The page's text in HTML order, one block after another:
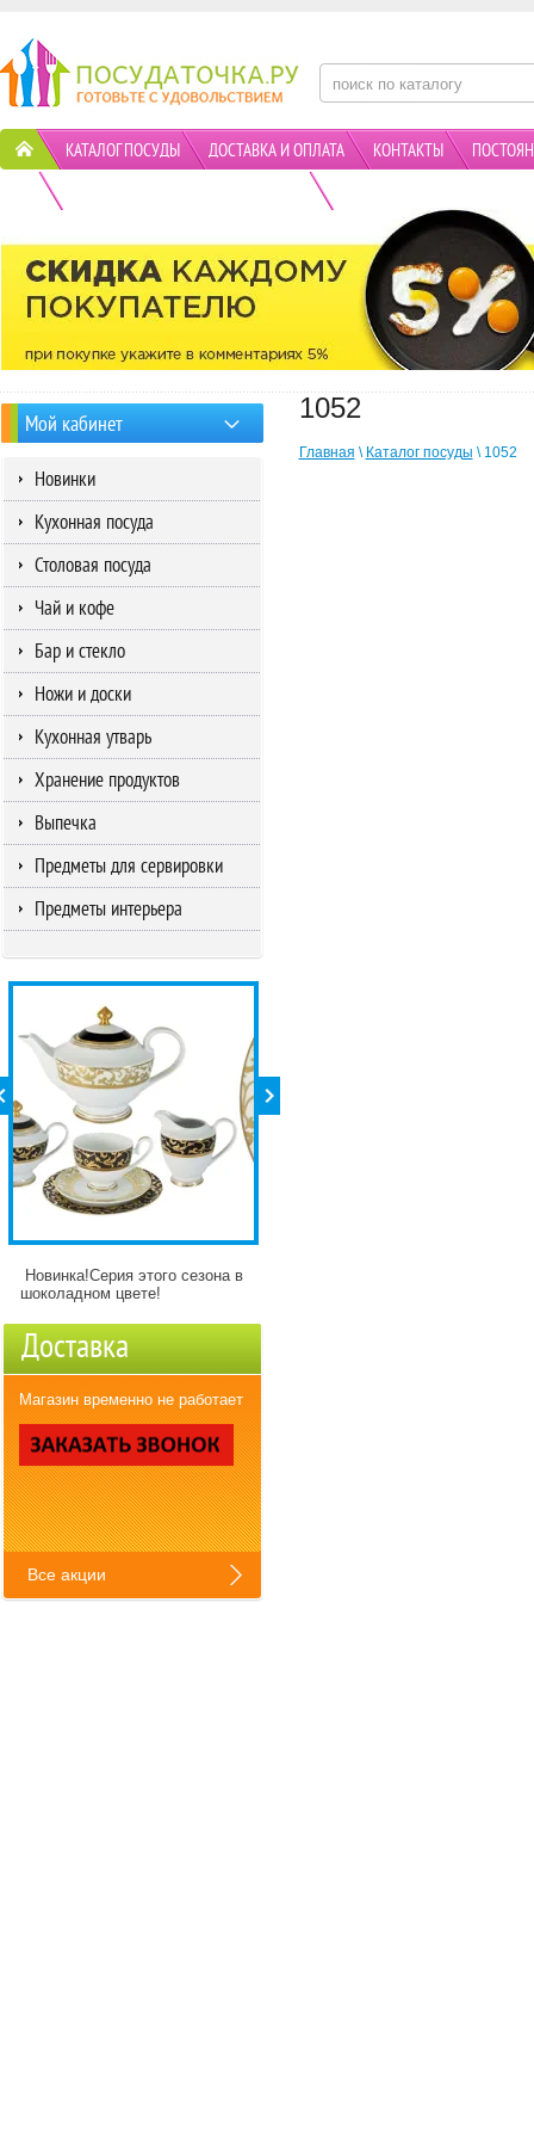
КАТАЛОГ ПОСУДЫ ДОСТАВКА И ОПЛАТА КОНТАКТЫ
1052
Главная \ Каталог посуды \ 1052
Мой кабинет
Новинки
Кухонная посуда
Столовая посуда
Чай и кофе
Бар и стекло
Ножи и доски
Кухонная утварь
Хранение продуктов
Выпечка
Предметы для сервировки
Предметы интерьера
Новинка!Серия этого сезона в
шоколадном цвете!
Все акции
Доставка
Магазин временно не работает